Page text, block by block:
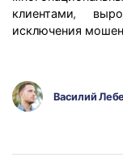
клиентами,
исключения
Василий